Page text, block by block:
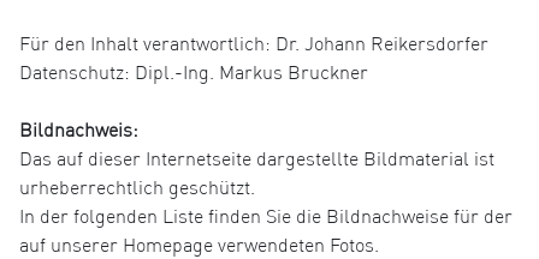
Für den Inhalt verantwortlich: Dr. Johann Reikersdorfer
Datenschutz: Dipl.-Ing. Markus Bruckner
Bildnachweis:
Das auf dieser Internetseite dargestellte Bildmaterial ist
urheberrechtlich geschützt.
In der folgenden Liste finden Sie die Bildnachweise für der
auf unserer Homepage verwendeten Fotos.